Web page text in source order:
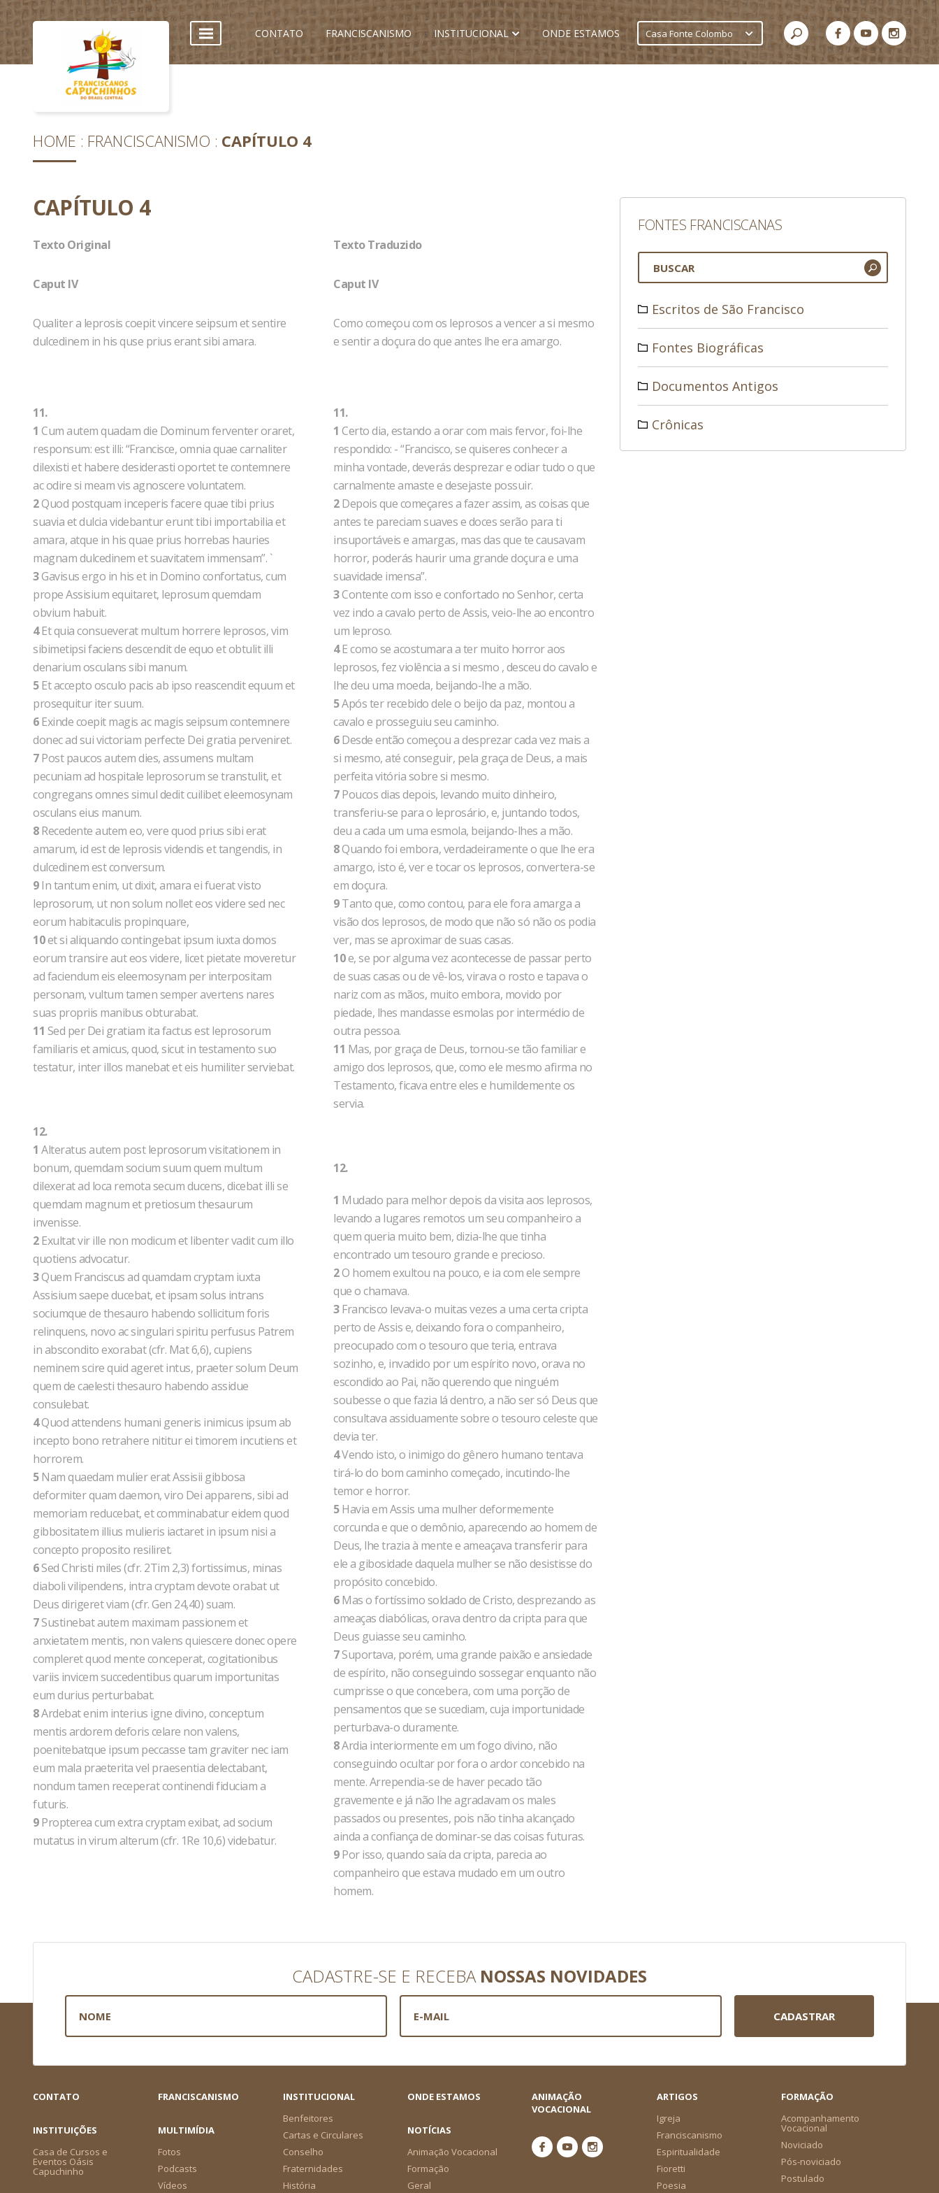
CONTATO FRANCISCANISMO INSTITUCIONAL ONDE ESTAMOS Casa Fonte Colombo
HOME FRANCISCANISMO CAPÍTULO 4
CAPÍTULO 4
Texto Original
Caput IV
Qualiter a leprosis coepit vincere seipsum et sentire
dulcedinem in his quse prius erant sibi amara.
11.
1 Cum autem quadam die Dominum ferventer oraret,
responsum: est illi: “Francisce, omnia quae carnaliter
dilexisti et habere desiderasti oportet te contemnere
ac odire si meam vis agnoscere voluntatem.
2Quod postquam inceperis facere quae tibi prius
suavia et dulcia videbantur erunt tibi importabilia et
amara, atque in his quae prius horrebas hauries
magnam dulcedinem et suavitatem immensam”. `
3Gavisus ergo in his et in Domino confortatus, cum
prope Assisium equitaret, leprosum quemdam
obvium habuit.
4Et quia consueverat multum horrere leprosos, vim
sibimetipsi faciens descendit de equo et obtulit illi
denarium osculans sibi manum.
5Et accepto osculo pacis ab ipso reascendit equum et
prosequitur iter suum.
6Exinde coepit magis ac magis seipsum contemnere
donec ad sui victoriam perfecte Dei gratia perveniret.
7Post paucos autem dies, assumens multam
pecuniam ad hospitale leprosorum se transtulit, et
congregans omnes simul dedit cuilibet eleemosynam
osculans eius manum.
8Recedente autem eo, vere quod prius sibi erat
amarum, id est de leprosis videndis et tangendis, in
dulcedinem est conversum.
9In tantum enim, ut dixit, amara ei fuerat visto
leprosorum, ut non solum nollet eos videre sed nec
eorum habitaculis propinquare,
10et si aliquando contingebat ipsum iuxta domos
eorum transire aut eos videre, licet pietate moveretur
ad faciendum eis eleemosynam per interpositam
personam, vultum tamen semper avertens nares
suas propriis manibus obturabat.
11 Sed per Dei gratiam ita factus est leprosorum
familiaris et amicus, quod, sicut in testamento suo
testatur, inter illos manebat et eis humiliter serviebat.
12.
1 Alteratus autem post leprosorum visitationem in
bonum, quemdam socium suum quem multum
dilexerat ad loca remota secum ducens, dicebat illi se
quemdam magnum et pretiosum thesaurum
invenisse.
2Exultat vir ille non modicum et libenter vadit cum illo
quotiens advocatur.
3Quem Franciscus ad quamdam cryptam iuxta
Assisium saepe ducebat, et ipsam solus intrans
sociumque de thesauro habendo sollicitum foris
relinquens, novo ac singulari spiritu perfusus Patrem
in abscondito exorabat (cfr. Mat 6,6), cupiens
neminem scire quid ageret intus, praeter solum Deum
quem de caelesti thesauro habendo assidue
consulebat.
4Quod attendens humani generis inimicus ipsum ab
incepto bono retrahere nititur ei timorem incutiens et
horrorem.
5Nam quaedam mulier erat Assisii gibbosa
deformiter quam daemon, viro Dei apparens, sibi ad
memoriam reducebat, et comminabatur eidem quod
gibbositatem illius mulieris iactaret in ipsum nisi a
concepto proposito resiliret.
6Sed Christi miles (cfr. 2Tim 2,3) fortissimus, minas
diaboli vilipendens, intra cryptam devote orabat ut
Deus dirigeret viam (cfr. Gen 24,40) suam.
7Sustinebat autem maximam passionem et
anxietatem mentis, non valens quiescere donec opere
compleret quod mente conceperat, cogitationibus
variis invicem succedentibus quarum importunitas
eum durius perturbabat.
8Ardebat enim interius igne divino, conceptum
mentis ardorem deforis celare non valens,
poenitebatque ipsum peccasse tam graviter nec iam
eum mala praeterita vel praesentia delectabant,
nondum tamen receperat continendi fiduciam a
futuris.
9Propterea cum extra cryptam exibat, ad socium
mutatus in virum alterum (cfr. 1Re 10,6) videbatur.
Texto Traduzido
Caput IV
Como começou com os leprosos a vencer a si mesmo
e sentir a doçura do que antes lhe era amargo.
11.
1 Certo dia, estando a orar com mais fervor, foi-lhe
respondido: - “Francisco, se quiseres conhecer a
minha vontade, deverás desprezar e odiar tudo o que
carnalmente amaste e desejaste possuir.
2Depois que começares a fazer assim, as coisas que
antes te pareciam suaves e doces serão para ti
insuportáveis e amargas, mas das que te causavam
horror, poderás haurir uma grande doçura e uma
suavidade imensa”.
3Contente com isso e confortado no Senhor, certa
vez indo a cavalo perto de Assis, veio-lhe ao encontro
um leproso.
4E como se acostumara a ter muito horror aos
leprosos, fez violência a si mesmo , desceu do cavalo e
lhe deu uma moeda, beijando-lhe a mão.
5Após ter recebido dele o beijo da paz, montou a
cavalo e prosseguiu seu caminho.
6Desde então começou a desprezar cada vez mais a
si mesmo, até conseguir, pela graça de Deus, a mais
perfeita vitória sobre si mesmo.
7Poucos dias depois, levando muito dinheiro,
transferiu-se para o leprosário, e, juntando todos,
deu a cada um uma esmola, beijando-lhes a mão.
8Quando foi embora, verdadeiramente o que lhe era
amargo, isto é, ver e tocar os leprosos, convertera-se
em doçura.
9Tanto que, como contou, para ele fora amarga a
visão dos leprosos, de modo que não só não os podia
ver, mas se aproximar de suas casas.
10e, se por alguma vez acontecesse de passar perto
de suas casas ou de vê-los, virava o rosto e tapava o
nariz com as mãos, muito embora, movido por
piedade, lhes mandasse esmolas por intermédio de
outra pessoa.
11 Mas, por graça de Deus, tornou-se tão familiar e
amigo dos leprosos, que, como ele mesmo afirma no
Testamento, ficava entre eles e humildemente os
servia.
12.
1 Mudado para melhor depois da visita aos leprosos,
levando a lugares remotos um seu companheiro a
quem queria muito bem, dizia-lhe que tinha
encontrado um tesouro grande e precioso.
2O homem exultou na pouco, e ia com ele sempre
que o chamava.
3Francisco levava-o muitas vezes a uma certa cripta
perto de Assis e, deixando fora o companheiro,
preocupado com o tesouro que teria, entrava
sozinho, e, invadido por um espírito novo, orava no
escondido ao Pai, não querendo que ninguém
soubesse o que fazia lá dentro, a não ser só Deus que
consultava assiduamente sobre o tesouro celeste que
devia ter.
4Vendo isto, o inimigo do gênero humano tentava
tirá-lo do bom caminho começado, incutindo-lhe
temor e horror.
5Havia em Assis uma mulher deformemente
corcunda e que o demônio, aparecendo ao homem de
Deus, lhe trazia à mente e ameaçava transferir para
ele a gibosidade daquela mulher se não desistisse do
propósito concebido.
6Mas o fortíssimo soldado de Cristo, desprezando as
ameaças diabólicas, orava dentro da cripta para que
Deus guiasse seu caminho.
7Suportava, porém, uma grande paixão e ansiedade
de espírito, não conseguindo sossegar enquanto não
cumprisse o que concebera, com uma porção de
pensamentos que se sucediam, cuja importunidade
perturbava-o duramente.
8Ardia interiormente em um fogo divino, não
conseguindo ocultar por fora o ardor concebido na
mente. Arrependia-se de haver pecado tão
gravemente e já não lhe agradavam os males
passados ou presentes, pois não tinha alcançado
ainda a confiança de dominar-se das coisas futuras.
9Por isso, quando saía da cripta, parecia ao
companheiro que estava mudado em um outro
homem.
FONTES FRANCISCANAS
Escritos de São Francisco
Fontes Biográficas
Documentos Antigos
Crônicas
CADASTRE-SE E RECEBA NOSSAS NOVIDADES
CADASTRAR
CONTATO FRANCISCANISMO
INSTITUCIONAL
Benfeitores
Cartas e Circulares
Conselho
Fraternidades
História
ONDE ESTAMOS
ANIMAÇÃO
VOCACIONAL
ARTIGOS
Igreja
Franciscanismo
Espiritualidade
Fioretti
Poesia
FORMAÇÃO
Acompanhamento
Vocacional
Noviciado
Pós-noviciado
Postulado
INSTITUIÇÕES
Casa de Cursos e
Eventos Oásis
Capuchinho
MULTIMÍDIA
Fotos
Podcasts
Vídeos
NOTÍCIAS
Animação Vocacional
Formação
Geral